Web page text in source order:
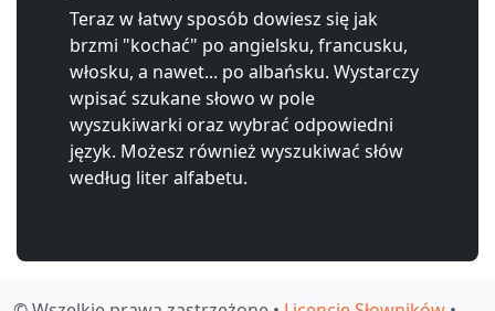
Teraz w łatwy sposób dowiesz się jak
brzmi "kochać" po angielsku, francusku,
włosku, a nawet... po albańsku. Wystarczy
wpisać szukane słowo w pole
wyszukiwarki oraz wybrać odpowiedni
język. Możesz również wyszukiwać słów
według liter alfabetu.